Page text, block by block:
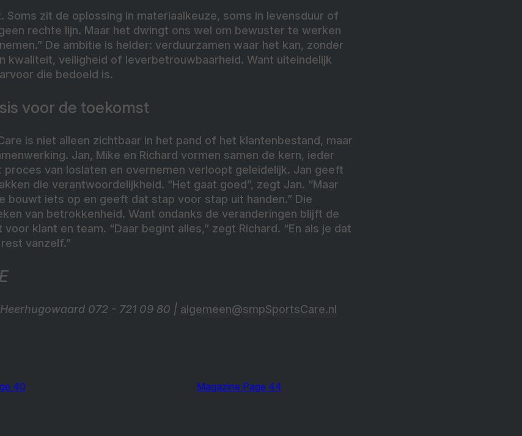
zit de oplossing in materiaalkeuze, soms in levensduur of
rechte lijn. Maar het dwingt ons wel om bewuster te werken
De ambitie is helder: verduurzamen waar het kan, zonder
kwaliteit, veiligheid of leverbetrouwbaarheid. Want uiteindelijk
die bedoeld is.
voor de toekomst
is niet alleen zichtbaar in het pand of het klantenbestand, maar
Jan, Mike en Richard vormen samen de kern, ieder
proces van loslaten en overnemen verloopt geleidelijk. Jan geeft
die verantwoordelijkheid. “Het gaat goed”, zegt Jan. “Maar
bouwt iets op en geeft dat stap voor stap uit handen.” Die
van betrokkenheid. Want ondanks de veranderingen blijft de
klant en team. “Daar begint alles,” zegt Richard. “En als je dat
vanzelf.”
072 - 721 09 80 | algemeen@smpSportsCare.nl
40 Magazine Page 44